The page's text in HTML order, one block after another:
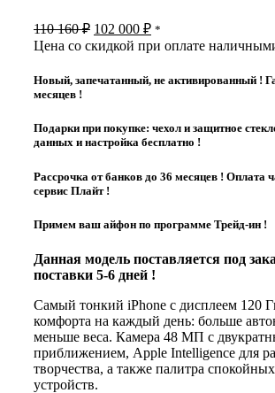
110 160₽ Первоначальная
цена
составляла
102 000 ₽Текущая
цена:
000 ₽.
*
Цена со скидкой при оплате
Новый, запечатанный, не активированный !
месяцев !
Подарки при покупке: чехол и защитное
данных и настройка бесплатно !
Рассрочка от банков до 36 месяцев ! Оплата
сервис Плайт !
Примем ваш айфон по программе Трейд-ин !
Данная модель поставляется под
поставки 5-6 дней !
Самый тонкий iPhone с дисплеем 120
комфорта на каждый день: больше
меньше веса. Камера 48 МП с
приближением, Apple Intelligence для
творчества, а также палитра
устройств.